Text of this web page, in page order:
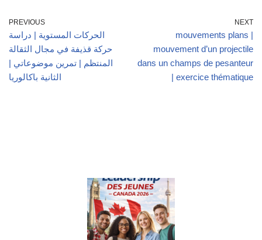
PREVIOUS
الحركات المستوية | دراسة
حركة قذيفة في مجال الثقالة
المنتظم | تمرين موضوعاتي |
الثانية باكالوريا
NEXT
mouvements plans |
mouvement d’un projectile
dans un champs de pesanteur
| exercice thématique